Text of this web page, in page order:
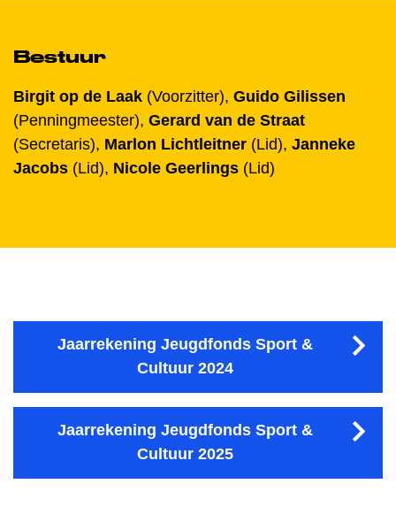
Bestuur
Birgit op de Laak (Voorzitter), Guido Gilissen
(Penningmeester), Gerard van de Straat
(Secretaris), Marlon Lichtleitner (Lid), Janneke
Jacobs (Lid), Nicole Geerlings (Lid)
Jaarrekening Jeugdfonds Sport &
Cultuur 2024
Jaarrekening Jeugdfonds Sport &
Cultuur 2025